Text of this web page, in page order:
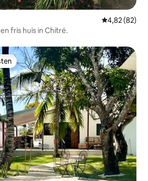
Gemiddelde
4,82 (82)
fris huis in Chitré.